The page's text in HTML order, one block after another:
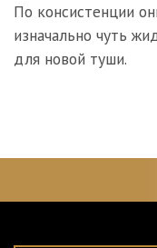
По консистенции
изначально чуть
для новой туши.